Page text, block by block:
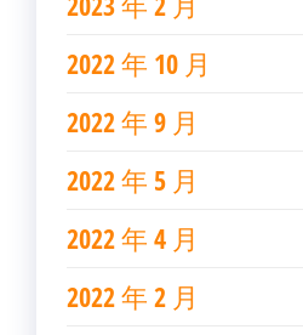
2022 年 10 月
2022 年 9 月
2022 年 5 月
2022 年 4 月
2022 年 2 月